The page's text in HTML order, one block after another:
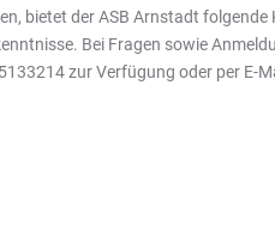
bietet der ASB Arnstadt folgende
Bei Fragen sowie
zur Verfügung oder per E-